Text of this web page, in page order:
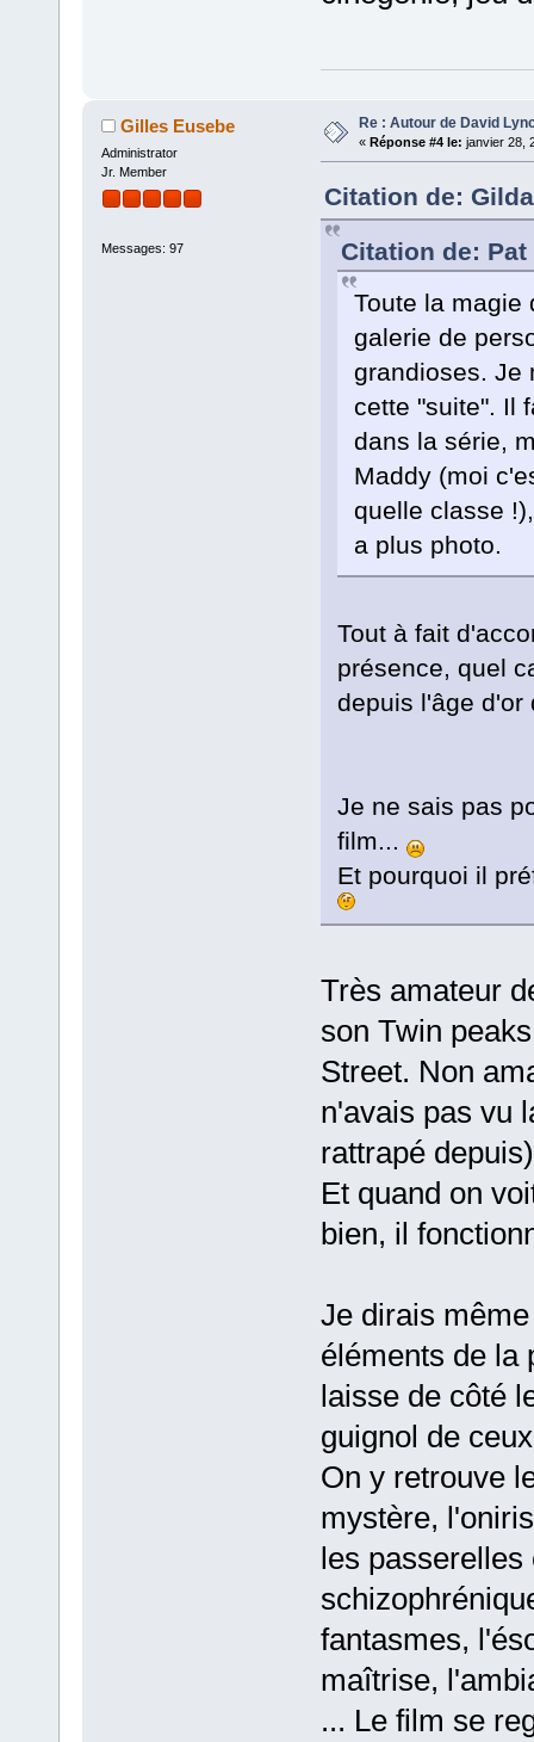
Gilles Eusebe
Administrator
Jr. Member
Messages: 97
Re : Autour de David
« Réponse #4 le: janvier 28,
Citation de:
Citation de:
Toute la magie
galerie de
grandioses. Je
cette "suite". Il
dans la série,
Maddy (moi
quelle classe
a plus photo.
Tout à fait
présence, quel
depuis l'âge d'or
Je ne sais pas
film...
Et pourquoi il
Très amateur
son Twin
Street. Non
n'avais pas vu
rattrapé
Et quand on
bien, il
Je dirais
éléments de la
laisse de côté
guignol de
On y retrouve
mystère,
les passerelles
fantasmes,
maîtrise,
... Le film se